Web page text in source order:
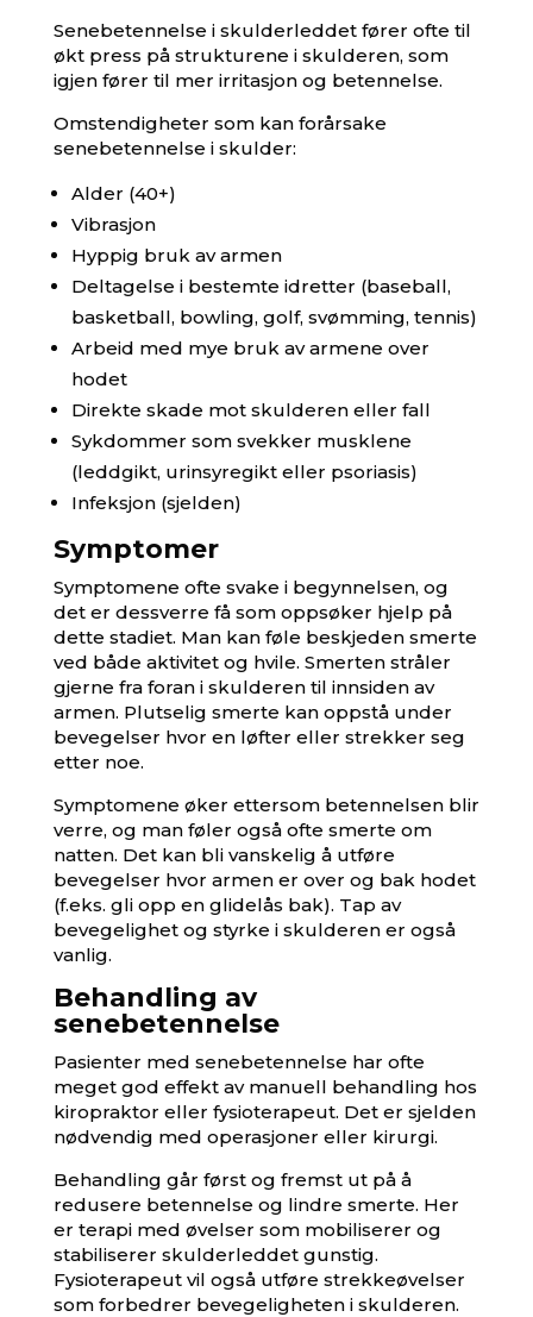
Senebetennelse i skulderleddet fører ofte til
økt press på strukturene i skulderen, som
igjen fører til mer irritasjon og betennelse.
Omstendigheter som kan forårsake
senebetennelse i skulder:
Alder (40+)
Vibrasjon
Hyppig bruk av armen
Deltagelse i bestemte idretter (baseball,
basketball, bowling, golf, svømming, tennis)
Arbeid med mye bruk av armene over
hodet
Direkte skade mot skulderen eller fall
Sykdommer som svekker musklene
(leddgikt, urinsyregikt eller psoriasis)
Infeksjon (sjelden)
Symptomer
Symptomene ofte svake i begynnelsen, og
det er dessverre få som oppsøker hjelp på
dette stadiet. Man kan føle beskjeden smerte
ved både aktivitet og hvile. Smerten stråler
gjerne fra foran i skulderen til innsiden av
armen. Plutselig smerte kan oppstå under
bevegelser hvor en løfter eller strekker seg
etter noe.
Symptomene øker ettersom betennelsen blir
verre, og man føler også ofte smerte om
natten. Det kan bli vanskelig å utføre
bevegelser hvor armen er over og bak hodet
(f.eks. gli opp en glidelås bak). Tap av
bevegelighet og styrke i skulderen er også
vanlig.
Behandling av
senebetennelse
Pasienter med senebetennelse har ofte
meget god effekt av manuell behandling hos
kiropraktor eller fysioterapeut. Det er sjelden
nødvendig med operasjoner eller kirurgi.
Behandling går først og fremst ut på å
redusere betennelse og lindre smerte. Her
er terapi med øvelser som mobiliserer og
stabiliserer skulderleddet gunstig.
Fysioterapeut vil også utføre strekkeøvelser
som forbedrer bevegeligheten i skulderen.